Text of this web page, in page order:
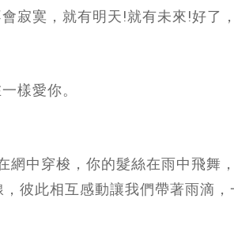
寂寞，就有明天!就有未來!好了
樣愛你。
網中穿梭，你的髮絲在雨中飛舞
彼此相互感動讓我們帶著雨滴